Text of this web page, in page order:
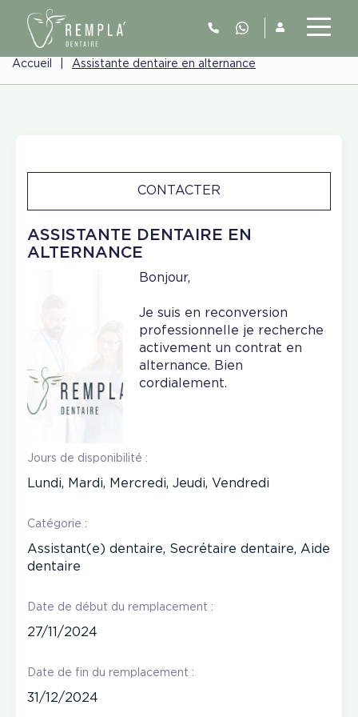
Accueil Assistante dentaire en alternance
ASSISTANTE DENTAIRE EN
ALTERNANCE
CONTACTER
Bonjour,
Je suis en reconversion
professionnelle je recherche
activement un contrat en
alternance. Bien
cordialement.
Jours de disponibilité :
Lundi, Mardi, Mercredi, Jeudi, Vendredi
Catégorie :
Assistant(e) dentaire, Secrétaire dentaire, Aide
dentaire
Date de début du remplacement :
27/11/2024
Date de fin du remplacement :
31/12/2024